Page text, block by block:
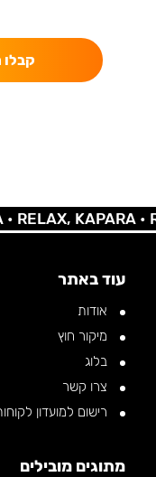
קבלו
KAPARA •
עוד באתר
אודות
מיקור חוץ
בלוג
צרו קשר
רישום למועדון
מתוגים מובילים